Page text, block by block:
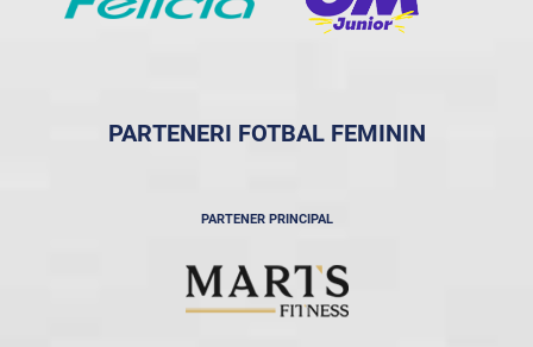
PARTENERI FOTBAL FEMININ
PARTENER PRINCIPAL